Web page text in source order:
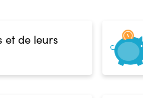
et de leurs